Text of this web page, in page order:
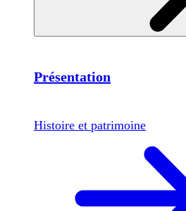
Présentation
Histoire et patrimoine